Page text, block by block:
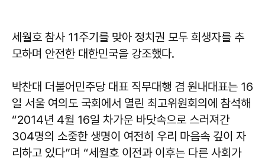
세월호 참사 11주기를 맞아 정치권 모두 희생자를 추
모하며 안전한 대한민국을 강조했다.
박찬대 더불어민주당 대표 직무대행 겸 원내대표는 16
일 서울 여의도 국회에서 열린 최고위원회의에 참석해
“2014년 4월 16일 차가운 바닷속으로 스러져간
304명의 소중한 생명이 여전히 우리 마음속 깊이 자
리하고 있다”며 “세월호 이전과 이후는 다른 사회가